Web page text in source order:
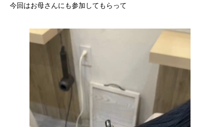
今回はお母さんにも参加してもらって